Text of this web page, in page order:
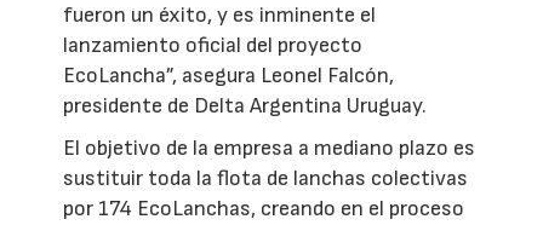
fueron un éxito, y es inminente el
lanzamiento oficial del proyecto
EcoLancha”, asegura Leonel Falcón,
presidente de Delta Argentina Uruguay.
El objetivo de la empresa a mediano plazo es
sustituir toda la flota de lanchas colectivas
por 174 EcoLanchas, creando en el proceso